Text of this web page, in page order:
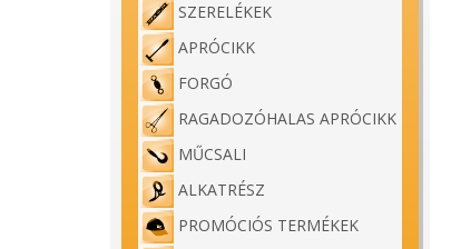
SZERELÉKEK
APRÓCIKK
FORGÓ
RAGADOZÓHALAS APRÓCIKK
MŰCSALI
ALKATRÉSZ
PROMÓCIÓS TERMÉKEK